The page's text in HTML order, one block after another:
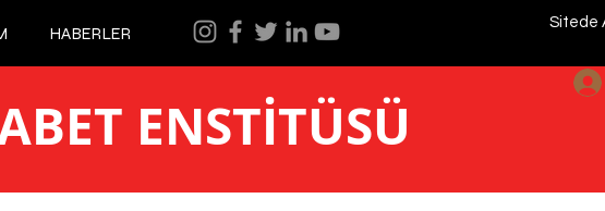
HABERLER
ENSTİTÜSÜ